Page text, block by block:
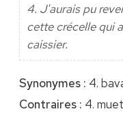
4. J'aurais pu
cette crécelle qui
caissier.
Synonymes : 4.
Contraires : 4.